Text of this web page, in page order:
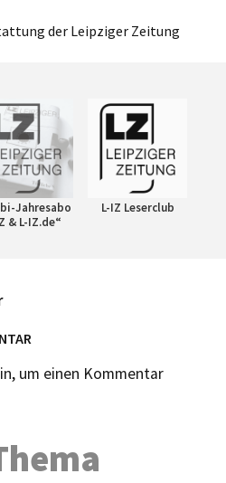
der Leipziger Zeitung
Jahresabo
& L-IZ.de“
L-IZ Leserclub
um einen Kommentar